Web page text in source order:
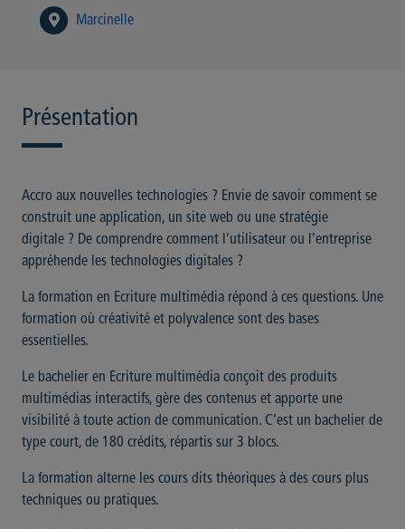
Marcinelle
Présentation
Accro aux nouvelles technologies ? Envie de savoir comment se
construit une application, un site web ou une stratégie
digitale ? De comprendre comment l’utilisateur ou l’entreprise
appréhende les technologies digitales ?
La formation en Ecriture multimédia répond à ces questions. Une
formation où créativité et polyvalence sont des bases
essentielles.
Le bachelier en Ecriture multimédia conçoit des produits
multimédias interactifs, gère des contenus et apporte une
visibilité à toute action de communication. C’est un bachelier de
type court, de 180 crédits, répartis sur 3 blocs.
La formation alterne les cours dits théoriques à des cours plus
techniques ou pratiques.